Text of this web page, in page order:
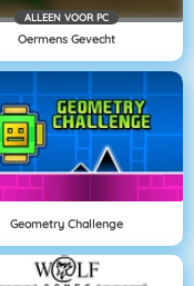
ALLEEN VOOR PC
Oermens Gevecht
Geometry Challenge